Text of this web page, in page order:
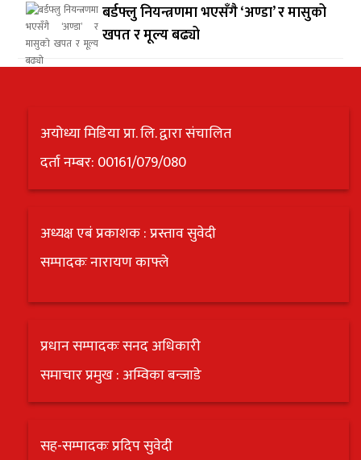
बर्डफ्लु नियन्त्रणमा भएसँगै ‘अण्डा’ र मासुको
खपत र मूल्य बढ्यो
अयोध्या मिडिया प्रा. लि. द्वारा संचालित
दर्ता नम्बर: 00161/079/080
अध्यक्ष एबं प्रकाशक : प्रस्ताव सुवेदी
सम्पादकः नारायण काफ्ले
प्रधान सम्पादकः सनद अधिकारी
समाचार प्रमुख : अम्विका बन्जाडे
सह-सम्पादकः प्रदिप सुवेदी